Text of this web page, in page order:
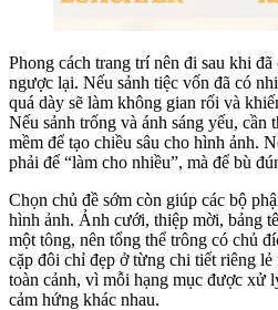
Phong cách trang trí nên đi sau khi
ngược lại. Nếu sảnh tiệc vốn đã có
quá dày sẽ làm không gian rối và
Nếu sảnh trống và ánh sáng yếu, cần
mềm để tạo chiều sâu cho hình ảnh.
phải để “làm cho nhiều”, mà để bù
Chọn chủ đề sớm còn giúp các bộ
hình ảnh. Ảnh cưới, thiệp mời, bảng
một tông, nên tổng thể trông có chủ
cặp đôi chỉ đẹp ở từng chi tiết riêng
toàn cảnh, vì mỗi hạng mục được xử
cảm hứng khác nhau.